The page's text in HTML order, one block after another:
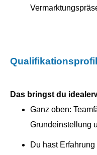
Qualifikationsprofil
Das bringst du
Ganz oben:
Grundeinstellung
Du hast